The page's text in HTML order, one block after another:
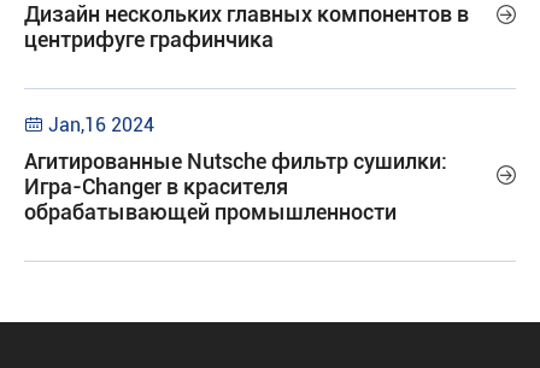
Дизайн нескольких главных компонентов в
центрифуге графинчика

 Jan,16 2024
Агитированные Nutsche фильтр сушилки:
Игра-Changer в красителя
обрабатывающей промышленности
